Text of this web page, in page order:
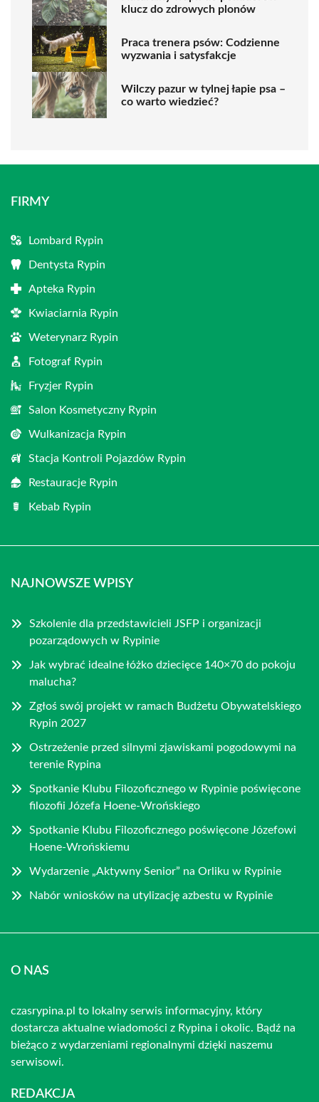
klucz do zdrowych plonów
Praca trenera psów: Codzienne
wyzwania i satysfakcje
Wilczy pazur w tylnej łapie psa –
co warto wiedzieć?
FIRMY
Lombard Rypin
Dentysta Rypin
Apteka Rypin
Kwiaciarnia Rypin
Weterynarz Rypin
Fotograf Rypin
Fryzjer Rypin
Salon Kosmetyczny Rypin
Wulkanizacja Rypin
Stacja Kontroli Pojazdów Rypin
Restauracje Rypin
Kebab Rypin
NAJNOWSZE WPISY
Szkolenie dla przedstawicieli JSFP i organizacji
pozarządowych w Rypinie
Jak wybrać idealne łóżko dziecięce 140×70 do pokoju
malucha?
Zgłoś swój projekt w ramach Budżetu Obywatelskiego
Rypin 2027
Ostrzeżenie przed silnymi zjawiskami pogodowymi na
terenie Rypina
Spotkanie Klubu Filozoficznego w Rypinie poświęcone
filozofii Józefa Hoene-Wrońskiego
Spotkanie Klubu Filozoficznego poświęcone Józefowi
Hoene-Wrońskiemu
Wydarzenie „Aktywny Senior” na Orliku w Rypinie
Nabór wniosków na utylizację azbestu w Rypinie
O NAS
czasrypina.pl to lokalny serwis informacyjny, który
dostarcza aktualne wiadomości z Rypina i okolic. Bądź na
bieżąco z wydarzeniami regionalnymi dzięki naszemu
serwisowi.
REDAKCJA